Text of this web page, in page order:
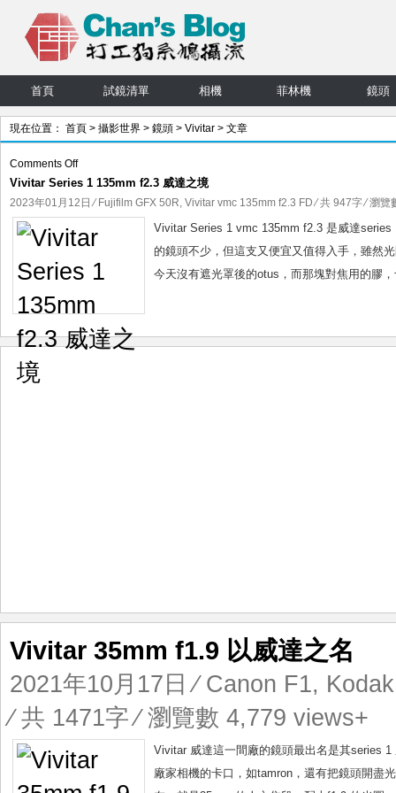
首頁 試鏡清單 相機 菲林機 鏡頭
現在位置： 首頁 > 攝影世界 > 鏡頭 > Vivitar > 文章
Comments Offon
Vivitar
Series
1
135mm
威
達
境
Vivitar Series 1 135mm f2.3 威達之境
2023年01月12日 ⁄ Fujifilm GFX 50R, Vivitar vmc 135mm f2.3 FD⁄ 共 947字 ⁄ 瀏
Vivitar Series 1 vmc 135mm f2.3 是威達
的鏡頭不少，但這支又便宜又值得入手，雖
今天沒有遮光罩後的otus，而那塊對焦用的膠
Vivitar 35mm f1.9 以威達之名
2021年10月17日 ⁄ Canon F1,
⁄ 共 1471字 ⁄ 瀏覽數 4,779 views+
Vivitar 威達這一間廠的鏡頭最出名是其series
廠家相機的卡口，如tamron，還有把鏡頭開盡